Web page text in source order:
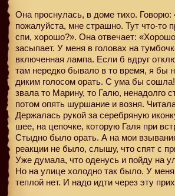
Она проснулась, в доме тихо. Говорю:
пожалуйста, мне страшно. Тут что-то
спи, хорошо?». Она отвечает:
засыпает. У меня в головах на
включенная лампа. Если б вдруг
там нередко бывало в то время, я бы
диким голосом орать. С ума бы
звала то Марину, то Галю, ненадолго
потом опять шуршание и возня.
Держалась рукой за серебряную
шее, на цепочке, которую Галя при
Стыдно было орать. А на мои
реакции не было, слышу, что спят с
Уже думала, что оденусь и пойду на
Но на улице холодно так было. У
теплой нет. И надо идти через эту